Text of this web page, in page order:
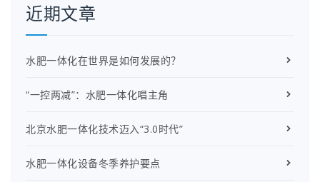
近期文章
水肥一体化在世界是如何发展的？
“一控两减”：水肥一体化唱主角
北京水肥一体化技术迈入“3.0时代”
水肥一体化设备冬季养护要点